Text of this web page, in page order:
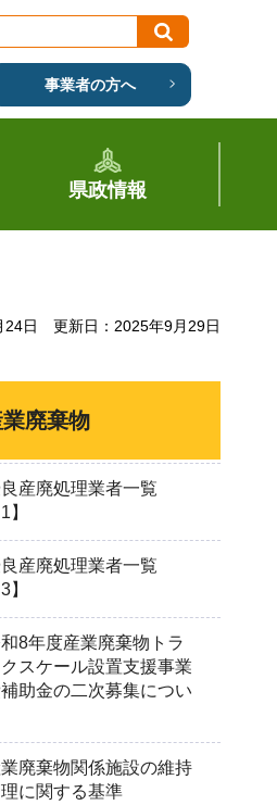
事業者の方へ
県政情報
24日 更新日：2025年9月29日
廃棄物
産廃処理業者一覧
1】
産廃処理業者一覧
3】
8年度産業廃棄物トラ
スケール設置支援事業
助金の二次募集につい
廃棄物関係施設の維持
に関する基準